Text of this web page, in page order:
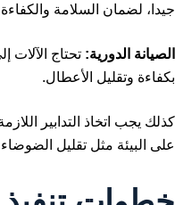
جيدا، لضمان السلامة
الصيانة الدورية: تحتاج الآلات
بكفاءة وتقليل الأعطال.
كذلك يجب اتخاذ التدابير
على البيئة مثل تقليل الضوضاء